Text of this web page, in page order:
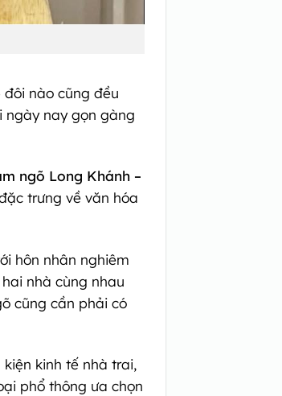
nào cũng đều
ngày nay gọn gàng
ngõ Long Khánh –
trưng về văn hóa
hôn nhân nghiêm
nhà cùng nhau
cũng cần phải có
kinh tế nhà trai,
phổ thông ưa chọn